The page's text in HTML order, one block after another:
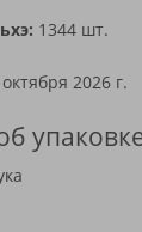
1344 шт.
2026 г.